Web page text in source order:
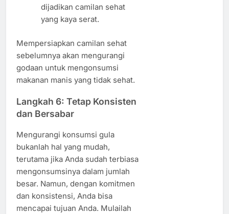
dijadikan camilan sehat
yang kaya serat.
Mempersiapkan camilan sehat
sebelumnya akan mengurangi
godaan untuk mengonsumsi
makanan manis yang tidak sehat.
Langkah 6: Tetap Konsisten
dan Bersabar
Mengurangi konsumsi gula
bukanlah hal yang mudah,
terutama jika Anda sudah terbiasa
mengonsumsinya dalam jumlah
besar. Namun, dengan komitmen
dan konsistensi, Anda bisa
mencapai tujuan Anda. Mulailah